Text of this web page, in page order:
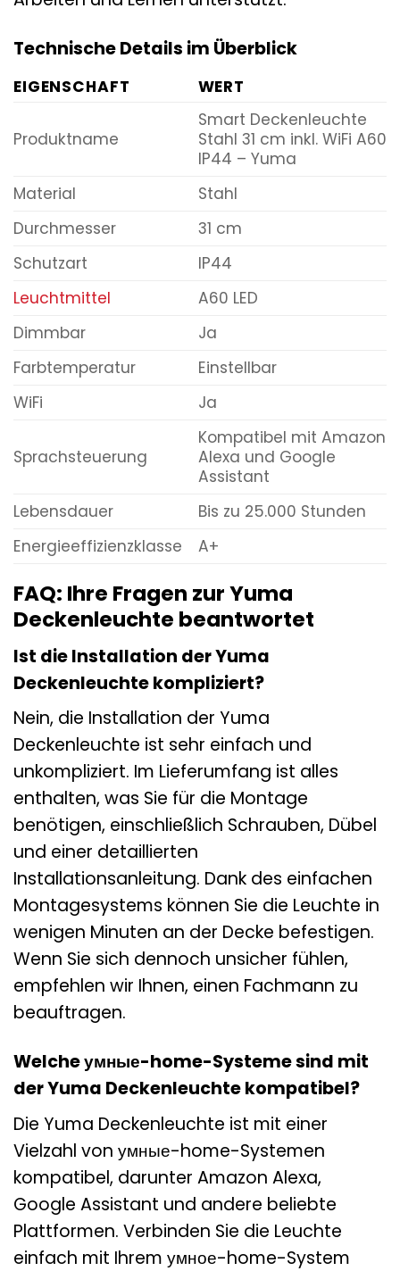
Technische Details im Überblick
EIGENSCHAFT WERT
Produktname
Smart Deckenleuchte
Stahl 31 cm inkl. WiFi A60
IP44 – Yuma
Material
Stahl
Durchmesser
31 cm
Schutzart
IP44
Leuchtmittel
A60 LED
Dimmbar
Ja
Farbtemperatur
Einstellbar
WiFi
Ja
Sprachsteuerung
Kompatibel mit Amazon
Alexa und Google
Assistant
Lebensdauer
Bis zu 25.000 Stunden
Energieeffizienzklasse
A+
FAQ: Ihre Fragen zur Yuma
Deckenleuchte beantwortet
Ist die Installation der Yuma
Deckenleuchte kompliziert?
Nein, die Installation der Yuma
Deckenleuchte ist sehr einfach und
unkompliziert. Im Lieferumfang ist alles
enthalten, was Sie für die Montage
benötigen, einschließlich Schrauben, Dübel
und einer detaillierten
Installationsanleitung. Dank des einfachen
Montagesystems können Sie die Leuchte in
wenigen Minuten an der Decke befestigen.
Wenn Sie sich dennoch unsicher fühlen,
empfehlen wir Ihnen, einen Fachmann zu
beauftragen.
Welche умные-home-Systeme sind mit
der Yuma Deckenleuchte kompatibel?
Die Yuma Deckenleuchte ist mit einer
Vielzahl von умные-home-Systemen
kompatibel, darunter Amazon Alexa,
Google Assistant und andere beliebte
Plattformen. Verbinden Sie die Leuchte
einfach mit Ihrem умное-home-System